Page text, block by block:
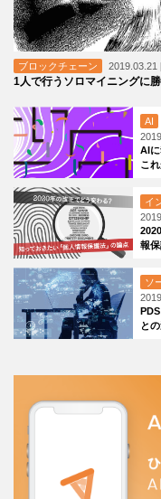
ブロックチェーン 2019.03.21
1人で行うソロマイニングに
AI
AIに
こ
イ
報
ソ
と